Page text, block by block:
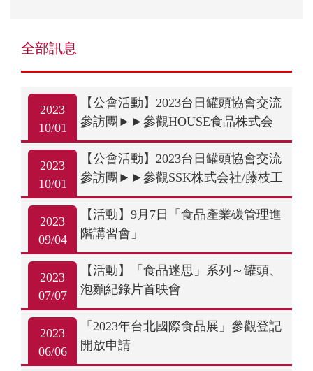
全部訊息
2023
10/01
【公會活動】2023台日罐頭協會交流
參訪團►►參觀HOUSE食品株式会
社/静岡工場
2023
10/01
【公會活動】2023台日罐頭協會交流
參訪團►►參觀SSK株式会社/藤枝工
場
2023
09/04
【活動】9月7日「食品產業碳管理進
階講習會」
2023
07/07
【活動】「食品迷思」系列～罐頭、
泡麵紀錄片首映會
2023
06/06
「2023年台北國際食品展」參觀登記
開放申請